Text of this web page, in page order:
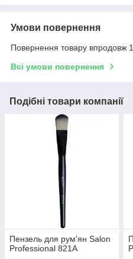
Умови повернення
Повернення товару впродовж
Всі умови повернення
Подібні товари компанії
Пензель для рум'ян Salon
Professional 821А